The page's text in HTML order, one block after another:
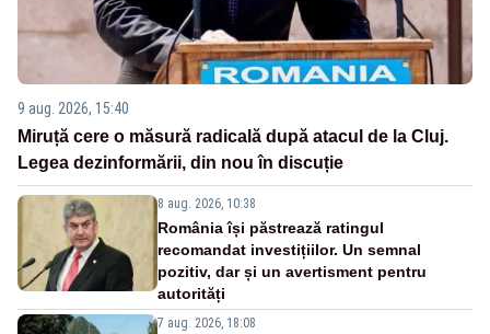
9 aug. 2026, 15:40
Miruță cere o măsură radicală după atacul de la Cluj.
Legea dezinformării, din nou în discuție
8 aug. 2026, 10:38
România își păstrează ratingul
recomandat investițiilor. Un semnal
pozitiv, dar și un avertisment pentru
autorități
7 aug. 2026, 18:08